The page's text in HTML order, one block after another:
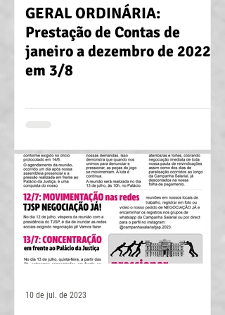
GERAL ORDINÁRIA:
Prestação de Contas de
janeiro a dezembro de 2022
em 3/8
10 de jul. de 2023